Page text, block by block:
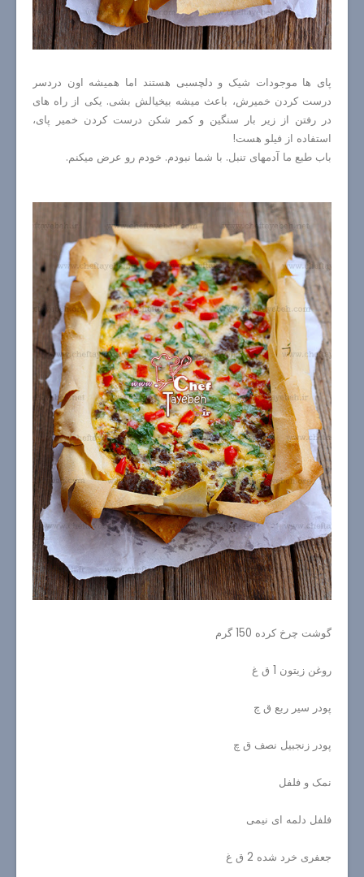
پای ها موجودات شیک و دلچسبی هستند اما همیشه اون دردسر
درست کردن خمیرش، باعث میشه بیخیالش بشی. یکی از راه های
در رفتن از زیر بار سنگین و کمر شکن درست کردن خمیر پای،
استفاده از فیلو هست!
باب طبع ما آدمهای تنبل. با شما نبودم. خودم رو عرض میکنم.
گوشت چرخ کرده 150 گرم
روغن زیتون 1 ق غ
پودر سیر ربع ق چ
پودر زنجبیل نصف ق چ
نمک و فلفل
فلفل دلمه ای نیمی
جعفری خرد شده 2 ق غ